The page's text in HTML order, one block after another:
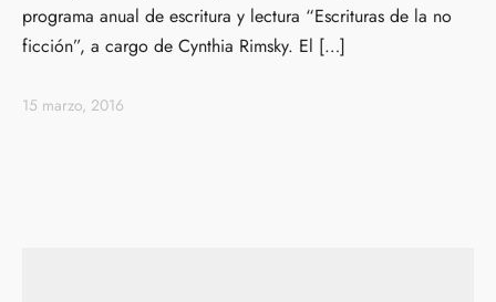
programa anual de escritura y lectura “Escrituras de la no
ficción”, a cargo de Cynthia Rimsky. El […]
15 marzo, 2016